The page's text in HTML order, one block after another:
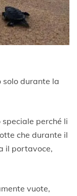
durante la
perché li
che durante il
il portavoce,
vuote,